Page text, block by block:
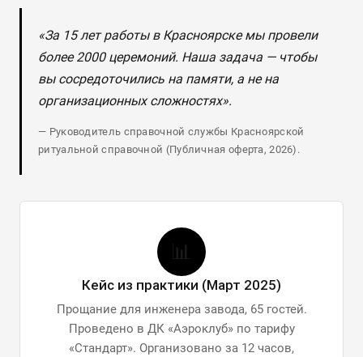
«За 15 лет работы в Красноярске мы провели
более 2000 церемоний. Наша задача — чтобы
вы сосредоточились на памяти, а не на
организационных сложностях».
— Руководитель справочной службы Красноярской
ритуальной справочной (Публичная оферта, 2026).
📊
Кейс из практики (Март 2025)
Прощание для инженера завода, 65 гостей.
Проведено в ДК «Аэроклуб» по тарифу
«Стандарт». Организовано за 12 часов,